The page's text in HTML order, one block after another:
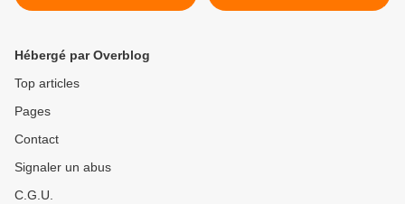
au yaourt grec - balade
Hébergé par Overblog
Top articles
Pages
Contact
Signaler un abus
C.G.U.